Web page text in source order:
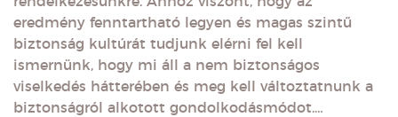
eredmény fenntartható legyen és magas szintű
biztonság kultúrát tudjunk elérni fel kell
ismernünk, hogy mi áll a nem biztonságos
viselkedés hátterében és meg kell változtatnunk a
biztonságról alkotott gondolkodásmódot.…